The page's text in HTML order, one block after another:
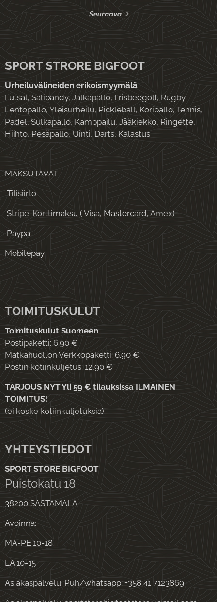
Seuraava
SPORT STRORE BIGFOOT
Urheiluvälineiden erikoismyymälä
Futsal, Salibandy, Jalkapallo, Frisbeegolf, Rugby,
Lentopallo, Yleisurheilu, Pickleball, Koripallo, Tennis,
Padel, Sulkapallo, Kamppailu, Jääkiekko, Ringette,
Hiihto, Pesäpallo, Uinti, Darts, Kalastus
MAKSUTAVAT
Tilisiirto
Stripe-Korttimaksu ( Visa, Mastercard, Amex)
Paypal
Mobilepay
TOIMITUSKULUT
Toimituskulut Suomeen
Postipaketti: 6.90 €
Matkahuollon Verkkopaketti: 6.90 €
Postin kotiinkuljetus: 12,90 €
TARJOUS NYT Yli 59 € tilauksissa ILMAINEN
TOIMITUS!
(ei koske kotiinkuljetuksia)
YHTEYSTIEDOT
SPORT STORE BIGFOOT
Puistokatu 18
38200 SASTAMALA
Avoinna:
MA-PE 10-18
LA 10-15
Asiakaspalvelu: Puh/whatsapp: +358 41 7123869